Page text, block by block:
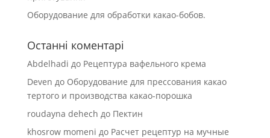
Оборудование для обработки какао-бобов.
Останні коментарі
Abdelhadi до Рецептура вафельного крема
Deven до Оборудование для прессования какао
тертого и производства какао-порошка
roudayna dehech до Пектин
khosrow momeni до Расчет рецептур на мучные